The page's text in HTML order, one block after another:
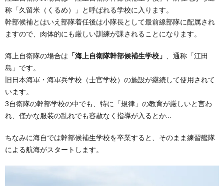
称「久留米（くるめ）」と呼ばれる学校に入ります。
幹部候補とはいえ部隊着任後は小隊長として最前線部隊に配属され
ますので、肉体的にも厳しい訓練が課されることになります。
海上自衛隊の場合は 「海上自衛隊幹部候補生学校」
、通称「江田
島」です。
旧日本海軍・海軍兵学校（士官学校）の施設が継続して使用されて
います。
3自衛隊の幹部学校の中でも、特に「規律」の教育が厳しいと言わ
れ、僅かな服装の乱れでも容赦なく指導が入るとか…
ちなみに海自では幹部候補生学校を卒業すると、そのまま練習艦隊
による航海がスタートします。